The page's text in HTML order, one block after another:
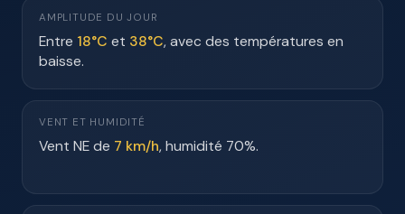
AMPLITUDE DU JOUR
Entre 18°C et 38°C, avec des températures en
baisse.
VENT ET HUMIDITÉ
Vent NE de 7 km/h, humidité 70%.